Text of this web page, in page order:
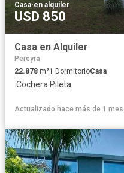
Casa·en alquiler
USD 850
Casa en Alquiler
Pereyra
22.878 m²1 DormitorioCasa
·Cochera·Pileta
Actualizado hace más de 1 mes